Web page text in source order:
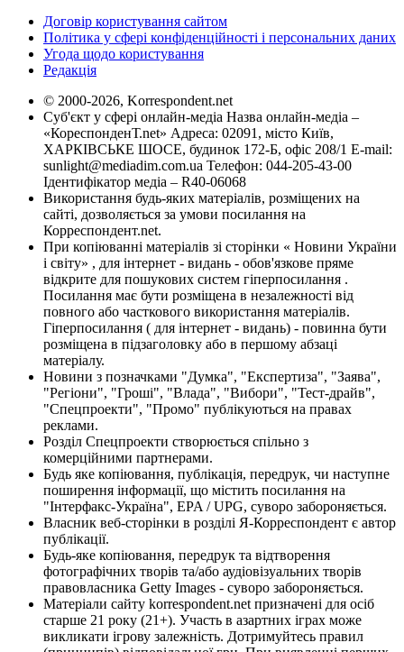
Договір користування сайтом
Політика у сфері конфіденційності і персональних даних
Угода щодо користування
Редакція
© 2000-2026, Korrespondent.net
Суб'єкт у сфері онлайн-медіа Назва онлайн-медіа –
«КореспонденТ.net» Адреса: 02091, місто Київ,
ХАРКІВСЬКЕ ШОСЕ, будинок 172-Б, офіс 208/1 E-mail:
sunlight@mediadim.com.ua Телефон: 044-205-43-00
Ідентифікатор медіа – R40-06068
Використання будь-яких матеріалів, розміщених на
сайті, дозволяється за умови посилання на
Корреспондент.net.
При копіюванні матеріалів зі сторінки « Новини України
і світу» , для інтернет - видань - обов'язкове пряме
відкрите для пошукових систем гіперпосилання .
Посилання має бути розміщена в незалежності від
повного або часткового використання матеріалів.
Гіперпосилання ( для інтернет - видань) - повинна бути
розміщена в підзаголовку або в першому абзаці
матеріалу.
Новини з позначками "Думка", "Експертиза", "Заява",
"Регіони", "Гроші", "Влада", "Вибори", "Тест-драйв",
"Спецпроекти", "Промо" публікуються на правах
реклами.
Розділ Спецпроекти створюється спільно з
комерційними партнерами.
Будь яке копіювання, публікація, передрук, чи наступне
поширення інформації, що містить посилання на
"Інтерфакс-Україна", EPA / UPG, суворо забороняється.
Власник веб-сторінки в розділі Я-Корреспондент є автор
публікації.
Будь-яке копіювання, передрук та відтворення
фотографічних творів та/або аудіовізуальних творів
правовласника Getty Images - суворо забороняється.
Матеріали сайту korrespondent.net призначені для осіб
старше 21 року (21+). Участь в азартних іграх може
викликати ігрову залежність. Дотримуйтесь правил